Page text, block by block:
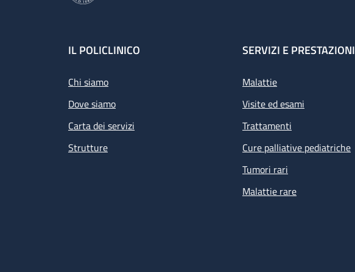
Footer
IL POLICLINICO
Chi siamo
Dove siamo
Carta dei servizi
Strutture
SERVIZI E PRESTAZIONI
Malattie
Visite ed esami
Trattamenti
Cure palliative pediatriche
Tumori rari
Malattie rare